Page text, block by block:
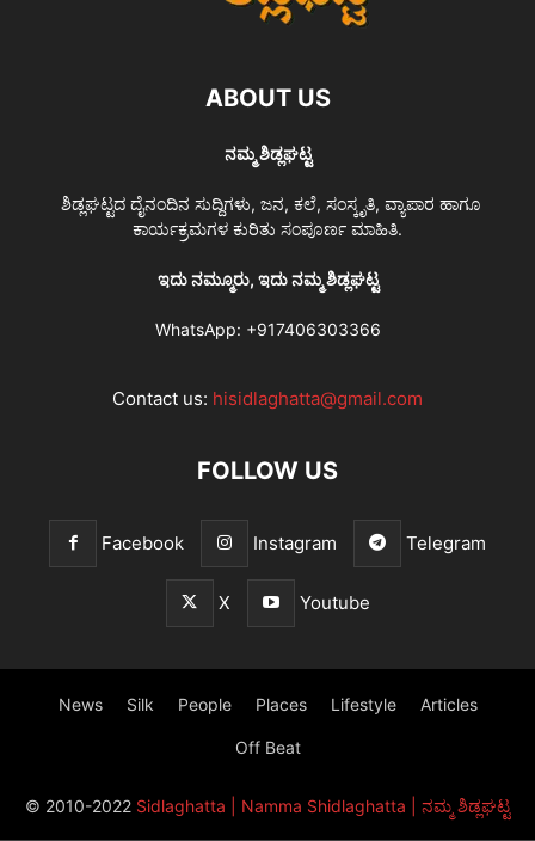
ABOUT US
ನಮ್ಮ ಶಿಡ್ಲಘಟ್ಟ
ಶಿಡ್ಲಘಟ್ಟದ ದೈನಂದಿನ ಸುದ್ದಿಗಳು, ಜನ, ಕಲೆ, ಸಂಸ್ಕೃತಿ, ವ್ಯಾಪಾರ ಹಾಗೂ
ಕಾರ್ಯಕ್ರಮಗಳ ಕುರಿತು ಸಂಪೂರ್ಣ ಮಾಹಿತಿ.
ಇದು ನಮ್ಮೂರು, ಇದು ನಮ್ಮ ಶಿಡ್ಲಘಟ್ಟ
WhatsApp: +917406303366
Contact us: hisidlaghatta@gmail.com
FOLLOW US
Facebook Instagram Telegram
X Youtube
News Silk People Places Lifestyle Articles
Off Beat
© 2010-2022 Sidlaghatta | Namma Shidlaghatta | ನಮ್ಮ ಶಿಡ್ಲಘಟ್ಟ